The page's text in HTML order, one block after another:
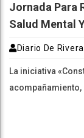
Jornada Para
Salud Mental
Diario De Rivera
La iniciativa
acompañamiento,